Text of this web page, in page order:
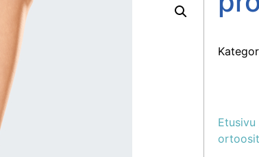
Etusivu
ortoosit